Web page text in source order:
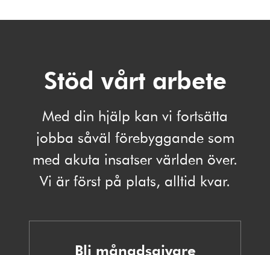
Stöd vårt arbete
Med din hjälp kan vi fortsätta
jobba såväl förebyggande som
med akuta insatser världen över.
Vi är först på plats, alltid kvar.
Bli månadsgivare